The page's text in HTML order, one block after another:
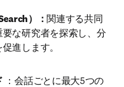
）：関連する共同
な研究者を探索し、分
進します。
：会話ごとに最大5つの